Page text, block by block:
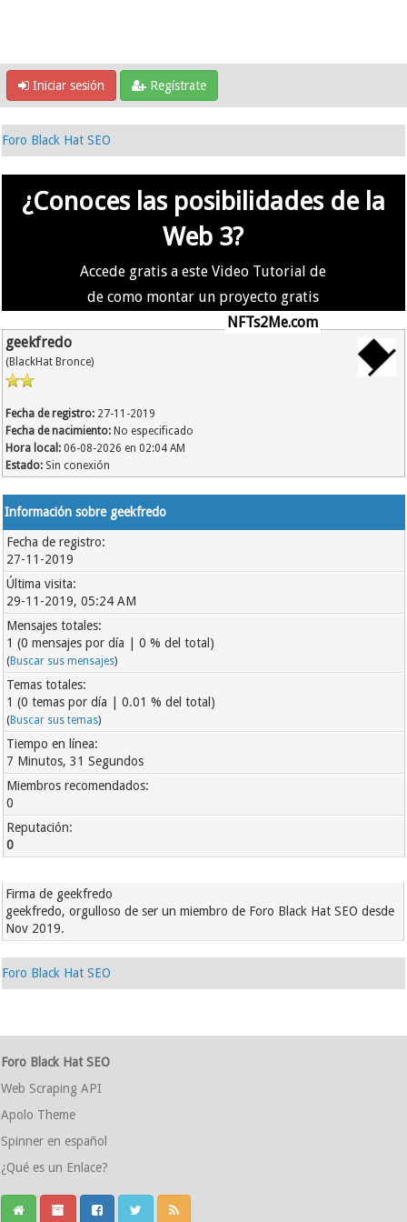
Iniciar sesión Regístrate
Foro Black Hat SEO
¿Conoces las posibilidades de la
Web 3?
Accede gratis a este Video Tutorial de
de como montar un proyecto gratis
NFTs2Me.com
geekfredo
(BlackHat Bronce)
Fecha de registro: 27-11-2019
Fecha de nacimiento: No especificado
Hora local: 06-08-2026 en 02:04 AM
Estado: Sin conexión
Información sobre geekfredo
Fecha de registro:
27-11-2019
Última visita:
29-11-2019, 05:24 AM
Mensajes totales:
1 (0 mensajes por día | 0 % del total)
(Buscar sus mensajes)
Temas totales:
1 (0 temas por día | 0.01 % del total)
(Buscar sus temas)
Tiempo en línea:
7 Minutos, 31 Segundos
Miembros recomendados:
0
Reputación:
0
Firma de geekfredo
geekfredo, orgulloso de ser un miembro de Foro Black Hat SEO desde
Nov 2019.
Foro Black Hat SEO
Foro Black Hat SEO
Web Scraping API
Apolo Theme
Spinner en español
¿Qué es un Enlace?